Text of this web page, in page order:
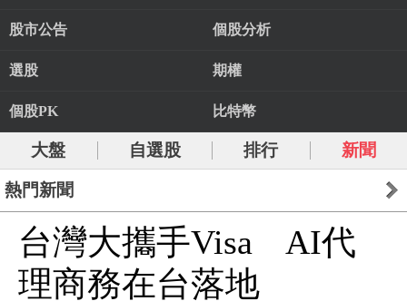
股市公告 個股分析
選股 期權
個股PK 比特幣
大盤 自選股 排行 新聞
熱門新聞
台灣大攜手Visa AI代
理商務在台落地